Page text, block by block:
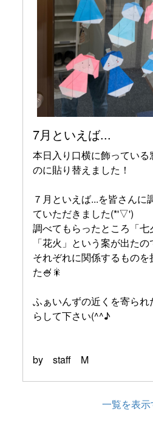
7月といえば...
本日入り口横に飾ってい
のに貼り替えました！
７月といえば...を皆さんに
ていただきました(*'▽')
調べてもらったところ「七
「花火」という案が出たの
それぞれに関係するもの
た🍧🎇
ふぁいんずの近くを寄ら
らして下さい(^^♪
by staff M
一覧を表示